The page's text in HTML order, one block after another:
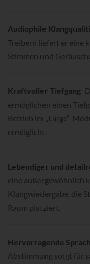
Audiophile
Treibern liefert er eine
Stimmen und
Kraftvoller Tiefgang
ermöglichen einen
Betrieb im „Large“-
ermöglicht.
Lebendiger und
eine außergewöhnlich
Klangwiedergabe, die
Raum platziert.
Hervorragende
Abstimmung sorgt für